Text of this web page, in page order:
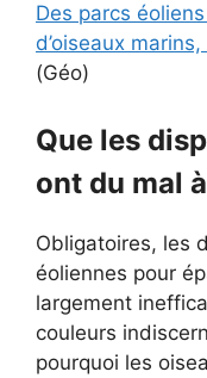
Des parcs
d’oiseaux
(Géo)
Que les
ont du mal
Obligatoires, les
éoliennes pour
largement
couleurs
pourquoi les